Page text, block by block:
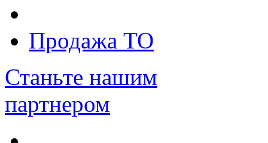
Продажа ТО
Станьте нашим
партнером